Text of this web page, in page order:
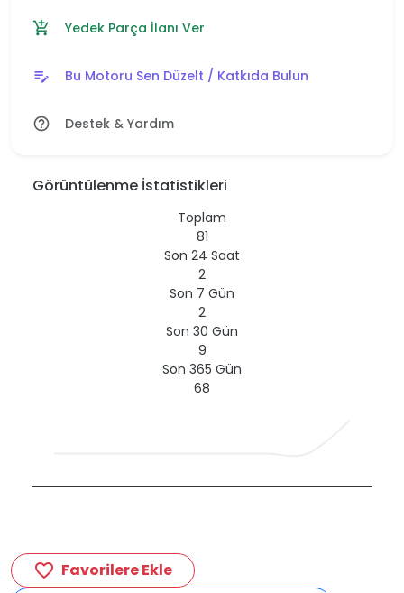
add_shopping_cart Yedek Parça İlanı Ver
edit_note Bu Motoru Sen Düzelt / Katkıda Bulun
help_outline Destek & Yardım
Görüntülenme İstatistikleri
Toplam
81
Son 24 Saat
2
Son 7 Gün
2
Son 30 Gün
9
Son 365 Gün
68
favorite_border Favorilere Ekle